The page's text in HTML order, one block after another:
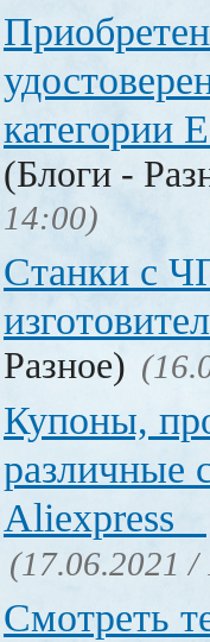
категории
(Блоги -
14:00)
Станки с
Разное)
Купоны,
различные
Aliexpress
(17.06.2021 /
Смотреть